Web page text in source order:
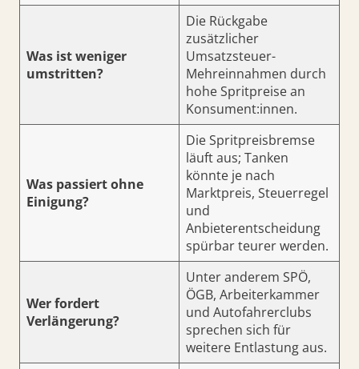
Was ist weniger
umstritten?
Die Rückgabe
zusätzlicher
Umsatzsteuer-
Mehreinnahmen durch
hohe Spritpreise an
Konsument:innen.
Was passiert ohne
Einigung?
Die Spritpreisbremse
läuft aus; Tanken
könnte je nach
Marktpreis, Steuerregel
und
Anbieterentscheidung
spürbar teurer werden.
Wer fordert
Verlängerung?
Unter anderem SPÖ,
ÖGB, Arbeiterkammer
und Autofahrerclubs
sprechen sich für
weitere Entlastung aus.